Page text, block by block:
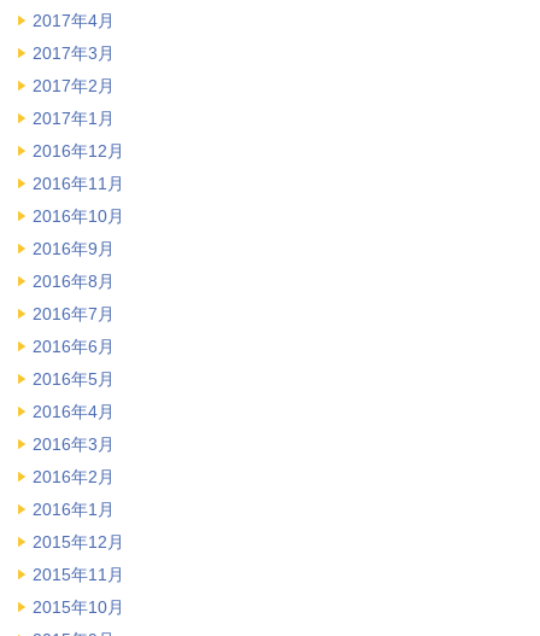
2017年4月
2017年3月
2017年2月
2017年1月
2016年12月
2016年11月
2016年10月
2016年9月
2016年8月
2016年7月
2016年6月
2016年5月
2016年4月
2016年3月
2016年2月
2016年1月
2015年12月
2015年11月
2015年10月